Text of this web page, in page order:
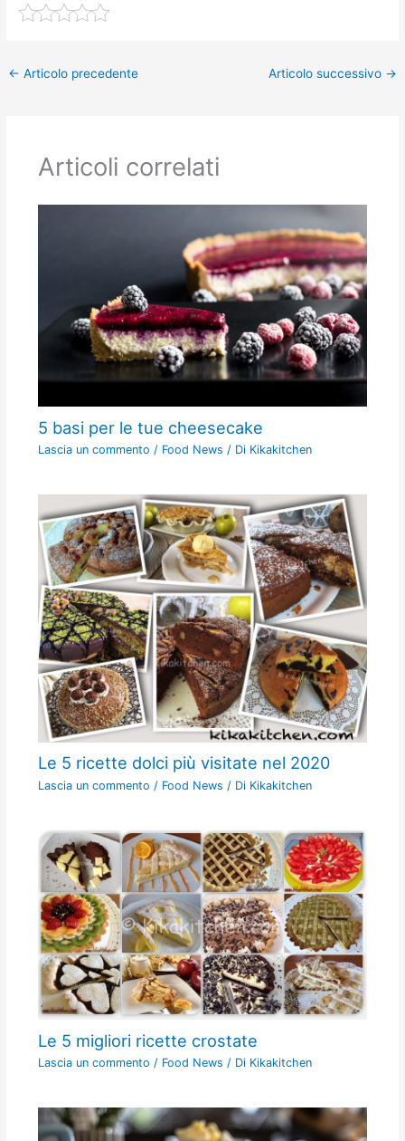
← Articolo precedente Articolo successivo →
Articoli correlati
5 basi per le tue cheesecake
Lascia un commento / Food News / Di Kikakitchen
Le 5 ricette dolci più visitate nel 2020
Lascia un commento / Food News / Di Kikakitchen
Le 5 migliori ricette crostate
Lascia un commento / Food News / Di Kikakitchen